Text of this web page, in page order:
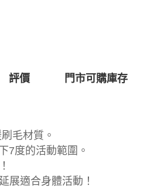
評價 門市可購庫存
毛材質。
7度的活動範圍。
展適合身體活動！